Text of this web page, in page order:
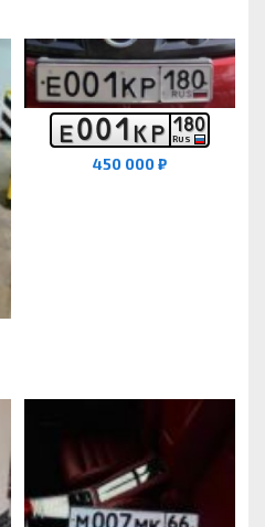
Е001КР 180
RUS
450 000 ₽